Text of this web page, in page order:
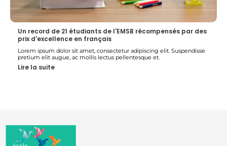
Un record de 21 étudiants de l'EMSB récompensés par des
prix d'excellence en français
Lorem ipsum dolor sit amet, consectetur adipiscing elit. Suspendisse
pretium elit augue, ac mollis lectus pellentesque et.
Lire la suite